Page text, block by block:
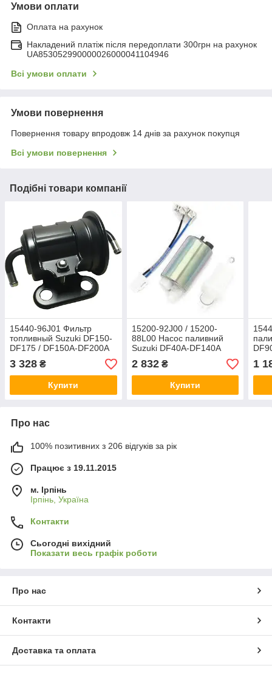
Умови оплати
Оплата на рахунок
Накладений платіж після передоплати 300грн на рахунок
UA853052990000026000041104946
Всі умови оплати
Умови повернення
Повернення товару впродовж 14 днів за рахунок покупця
Всі умови повернення
Подібні товари компанії
15440-96J01 Фильтр
топливный Suzuki DF150-
DF175 / DF150A-DF200A
3 328 ₴
Купити
15200-92J00 / 15200-
88L00 Насос паливний
Suzuki DF40A-DF140A
2 832₴
Купити
1
Про нас
100% позитивних з 206 відгуків за рік
Працює з 19.11.2015
м. Ірпінь
Ірпінь, Україна
Контакти
Сьогодні вихідний
Показати весь графік роботи
Про нас
Контакти
Доставка та оплата